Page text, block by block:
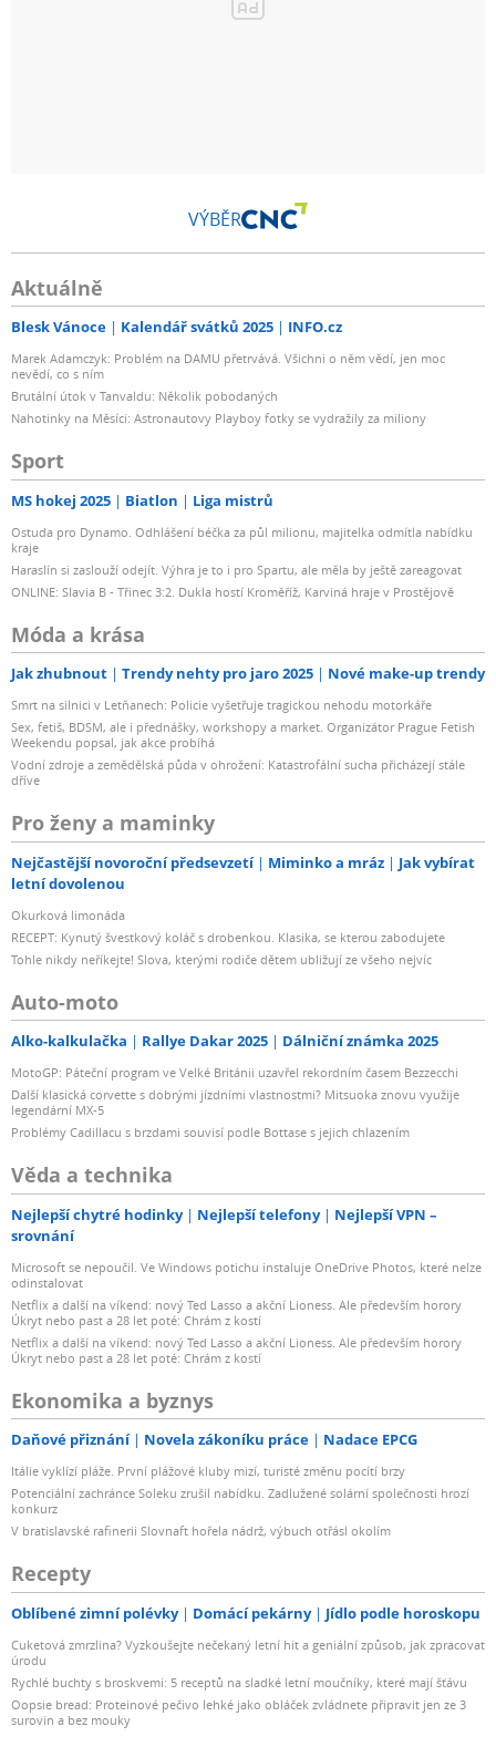
VÝBĚR
Aktuálně
Blesk Vánoce Kalendář svátků 2025 INFO.cz
Marek Adamczyk: Problém na DAMU přetrvává. Všichni o něm vědí, jen moc
nevědí, co s ním
Brutální útok v Tanvaldu: Několik pobodaných
Nahotinky na Měsíci: Astronautovy Playboy fotky se vydražily za miliony
Sport
MS hokej 2025 Biatlon Liga mistrů
Ostuda pro Dynamo. Odhlášení béčka za půl milionu, majitelka odmítla nabídku
kraje
Haraslín si zaslouží odejít. Výhra je to i pro Spartu, ale měla by ještě zareagovat
ONLINE: Slavia B - Třinec 3:2. Dukla hostí Kroměříž, Karviná hraje v Prostějově
Móda a krása
Jak zhubnout Trendy nehty pro jaro 2025 Nové make-up trendy
Smrt na silnici v Letňanech: Policie vyšetřuje tragickou nehodu motorkáře
Sex, fetiš, BDSM, ale i přednášky, workshopy a market. Organizátor Prague Fetish
Weekendu popsal, jak akce probíhá
Vodní zdroje a zemědělská půda v ohrožení: Katastrofální sucha přicházejí stále
dříve
Pro ženy a maminky
Nejčastější novoroční předsevzetí Miminko a mráz
Jak vybírat
letní dovolenou
Okurková limonáda
RECEPT: Kynutý švestkový koláč s drobenkou. Klasika, se kterou zabodujete
Tohle nikdy neříkejte! Slova, kterými rodiče dětem ubližují ze všeho nejvíc
Auto-moto
Alko-kalkulačka Rallye Dakar 2025 Dálniční známka 2025
MotoGP: Páteční program ve Velké Británii uzavřel rekordním časem Bezzecchi
Další klasická corvette s dobrými jízdními vlastnostmi? Mitsuoka znovu využije
legendární MX-5
Problémy Cadillacu s brzdami souvisí podle Bottase s jejich chlazením
Věda a technika
Nejlepší chytré hodinky Nejlepší telefony
Nejlepší VPN –
srovnání
Microsoft se nepoučil. Ve Windows potichu instaluje OneDrive Photos, které nelze
odinstalovat
Netflix a další na víkend: nový Ted Lasso a akční Lioness. Ale především horory
Úkryt nebo past a 28 let poté: Chrám z kostí
Netflix a další na víkend: nový Ted Lasso a akční Lioness. Ale především horory
Úkryt nebo past a 28 let poté: Chrám z kostí
Ekonomika a byznys
Daňové přiznání Novela zákoníku práce Nadace EPCG
Itálie vyklízí pláže. První plážové kluby mizí, turisté změnu pocítí brzy
Potenciální zachránce Soleku zrušil nabídku. Zadlužené solární společnosti hrozí
konkurz
V bratislavské rafinerii Slovnaft hořela nádrž, výbuch otřásl okolím
Recepty
Oblíbené zimní polévky Domácí pekárny Jídlo podle horoskopu
Cuketová zmrzlina? Vyzkoušejte nečekaný letní hit a geniální způsob, jak zpracovat
úrodu
Rychlé buchty s broskvemi: 5 receptů na sladké letní moučníky, které mají šťávu
Oopsie bread: Proteinové pečivo lehké jako obláček zvládnete připravit jen ze 3
surovin a bez mouky